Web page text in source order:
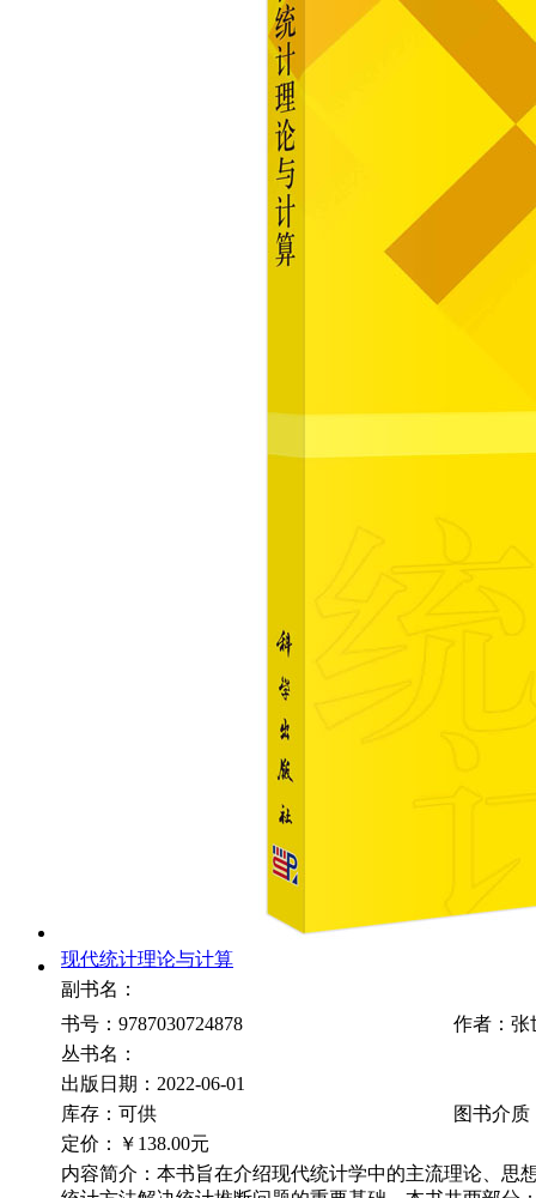
现代统计理论与计算
副书名：
书号：9787030724878
作者：张
丛书名：
出版日期：2022-06-01
库存：可供
图书介质
定价：
￥138.00元
内容简介：本书旨在介绍现代统计学中的主流理论、思